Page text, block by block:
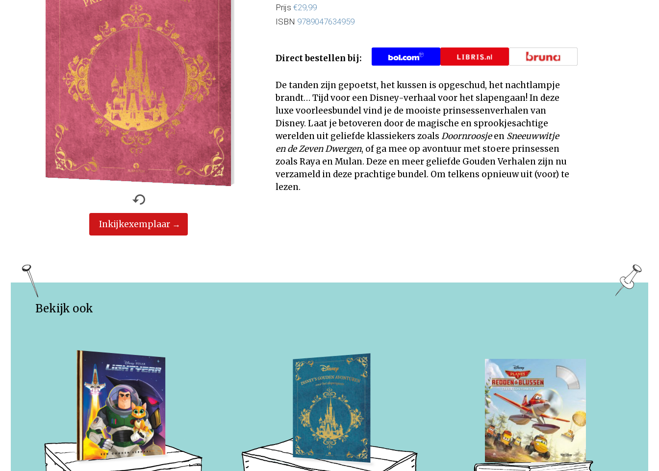
Rechten
Inkijkexemplaar
Prijs €29,99
ISBN 9789047634959
Direct bestellen bij:
De tanden zijn gepoetst, het kussen is opgeschud, het nachtlampje
brandt… Tijd voor een Disney-verhaal voor het slapengaan! In deze
luxe voorleesbundel vind je de mooiste prinsessenverhalen van
Disney. Laat je betoveren door de magische en sprookjesachtige
werelden uit geliefde klassiekers zoals Doornroosjeen Sneeuwwitje
en de Zeven Dwergen, of ga mee op avontuur met stoere prinsessen
zoals Raya en Mulan. Deze en meer geliefde Gouden Verhalen zijn nu
verzameld in deze prachtige bundel. Om telkens opnieuw uit (voor) te
lezen.
Bekijk ook